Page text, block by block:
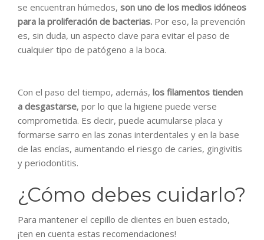
se encuentran húmedos, son uno de los medios idóneos
para la proliferación de bacterias. Por eso, la prevención
es, sin duda, un aspecto clave para evitar el paso de
cualquier tipo de patógeno a la boca.
Con el paso del tiempo, además, los filamentos tienden
a desgastarse, por lo que la higiene puede verse
comprometida. Es decir, puede acumularse placa y
formarse sarro en las zonas interdentales y en la base
de las encías, aumentando el riesgo de caries, gingivitis
y periodontitis.
¿Cómo debes cuidarlo?
Para mantener el cepillo de dientes en buen estado,
¡ten en cuenta estas recomendaciones!